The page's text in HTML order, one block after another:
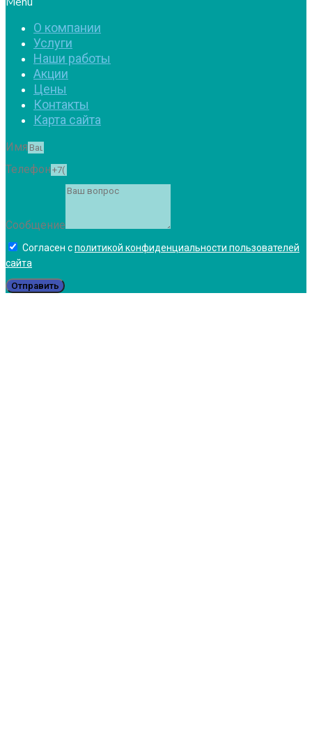
О компании
Услуги
Наши работы
Акции
Цены
Контакты
Карта сайта
Имя
Телефон
Сообщение
Согласен сполитикой конфиденциальности пользователей
сайта
Отправить